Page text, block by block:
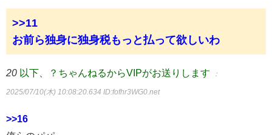
>>11
お前ら独身に独身税もっと払って欲しいわ
20 以下、？ちゃんねるからVIPがお送りします ：
2025/07/10(木) 10:08:20.634 ID:fofhr3WG0.net
>>16